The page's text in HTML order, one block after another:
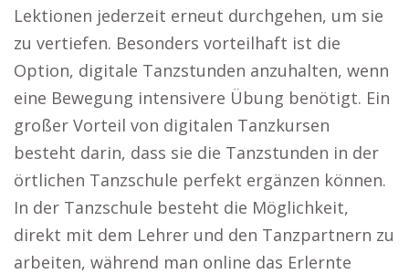
Lektionen jederzeit erneut durchgehen, um sie
zu vertiefen. Besonders vorteilhaft ist die
Option, digitale Tanzstunden anzuhalten, wenn
eine Bewegung intensivere Übung benötigt. Ein
großer Vorteil von digitalen Tanzkursen
besteht darin, dass sie die Tanzstunden in der
örtlichen Tanzschule perfekt ergänzen können.
In der Tanzschule besteht die Möglichkeit,
direkt mit dem Lehrer und den Tanzpartnern zu
arbeiten, während man online das Erlernte